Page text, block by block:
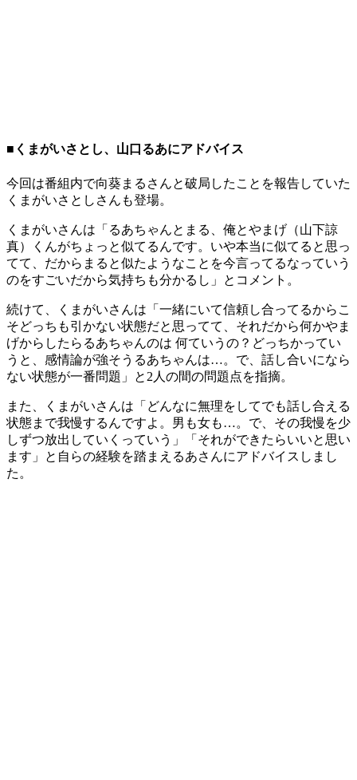
■くまがいさとし、山口るあにアドバイス
今回は番組内で向葵まるさんと破局したことを報告していた
くまがいさとしさんも登場。
くまがいさんは「るあちゃんとまる、俺とやまげ（山下諒
真）くんがちょっと似てるんです。いや本当に似てると思っ
てて、だからまると似たようなことを今言ってるなっていう
のをすごいだから気持ちも分かるし」とコメント。
続けて、くまがいさんは「一緒にいて信頼し合ってるからこ
そどっちも引かない状態だと思ってて、それだから何かやま
げからしたらるあちゃんのは 何ていうの？どっちかってい
うと、感情論が強そうるあちゃんは…。で、話し合いになら
ない状態が一番問題」と2人の間の問題点を指摘。
また、くまがいさんは「どんなに無理をしてでも話し合える
状態まで我慢するんですよ。男も女も…。で、その我慢を少
しずつ放出していくっていう」「それができたらいいと思い
ます」と自らの経験を踏まえるあさんにアドバイスしまし
た。